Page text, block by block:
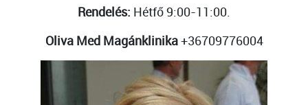
Rendelés: Hétfő 9:00-11:00.
Oliva Med Magánklinika+36709776004